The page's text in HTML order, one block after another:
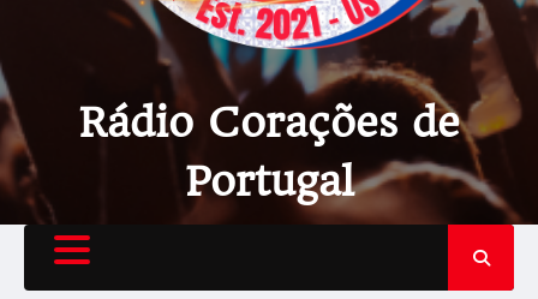
Rádio Corações de
Portugal